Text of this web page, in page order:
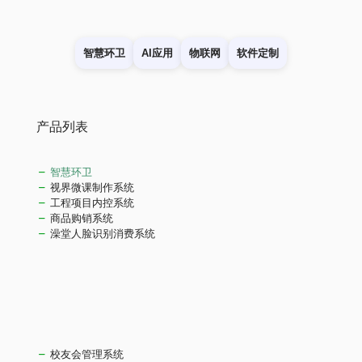
智慧环卫 AI应用 物联网 软件定制
产品列表
智慧环卫
视界微课制作系统
工程项目内控系统
商品购销系统
澡堂人脸识别消费系统
校友会管理系统